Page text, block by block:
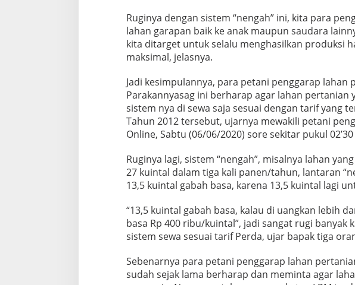
Ruginya dengan sistem “nengah” ini, kita para
lahan garapan baik ke anak maupun saudara
kita ditarget untuk selalu menghasilkan produksi
maksimal, jelasnya.
Jadi kesimpulannya, para petani penggarap lahan
Parakannyasag ini berharap agar lahan pertanian
sistem nya di sewa saja sesuai dengan tarif yang
Tahun 2012 tersebut, ujarnya mewakili petani
Online, Sabtu (06/06/2020) sore sekitar pukul
Ruginya lagi, sistem “nengah”, misalnya lahan
27 kuintal dalam tiga kali panen/tahun, lantaran
13,5 kuintal gabah basa, karena 13,5 kuintal lagi
“13,5 kuintal gabah basa, kalau di uangkan lebih
basa Rp 400 ribu/kuintal”, jadi sangat rugi banyak
sistem sewa sesuai tarif Perda, ujar bapak tiga
Sebenarnya para petani penggarap lahan
sudah sejak lama berharap dan meminta agar